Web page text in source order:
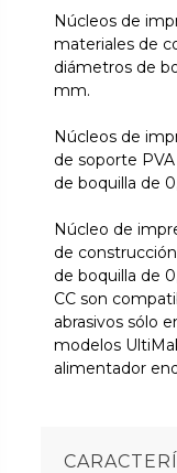
Núcleos de
materiales de
diámetros de
mm.
Núcleos de
de soporte
de boquilla de
Núcleo de
de
de boquilla de
CC son
abrasivos sólo
modelos
alimentador